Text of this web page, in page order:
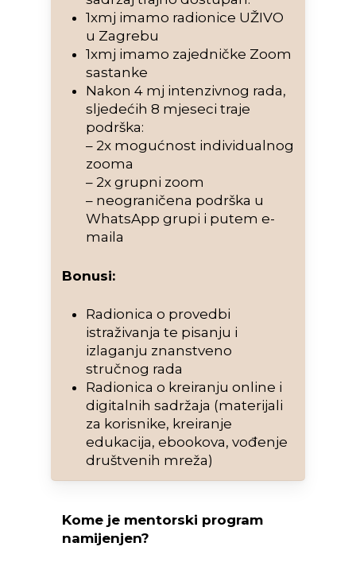
1xmj imamo radionice UŽIVO
u Zagrebu
1xmj imamo zajedničke Zoom
sastanke
Nakon 4 mj intenzivnog rada,
sljedećih 8 mjeseci traje
podrška:
– 2x mogućnost individualnog
zooma
– 2x grupni zoom
– neograničena podrška u
WhatsApp grupi i putem e-
maila
Bonusi:
Radionica o provedbi
istraživanja te pisanju i
izlaganju znanstveno
stručnog rada
Radionica o kreiranju online i
digitalnih sadržaja (materijali
za korisnike, kreiranje
edukacija, ebookova, vođenje
društvenih mreža)
Kome je mentorski program
namijenjen?